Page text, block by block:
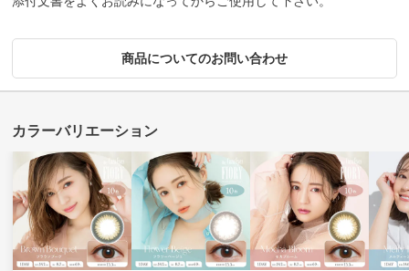
商品についてのお問い合わせ